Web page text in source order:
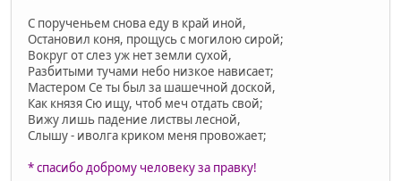
С порученьем снова еду в край иной,
Остановил коня, прощусь с могилою сирой;
Вокруг от слез уж нет земли сухой,
Разбитыми тучами небо низкое нависает;
Мастером Се ты был за шашечной доской,
Как князя Сю ищу, чтоб меч отдать свой;
Вижу лишь падение листвы лесной,
Слышу - иволга криком меня провожает;
* спасибо доброму человеку за правку!